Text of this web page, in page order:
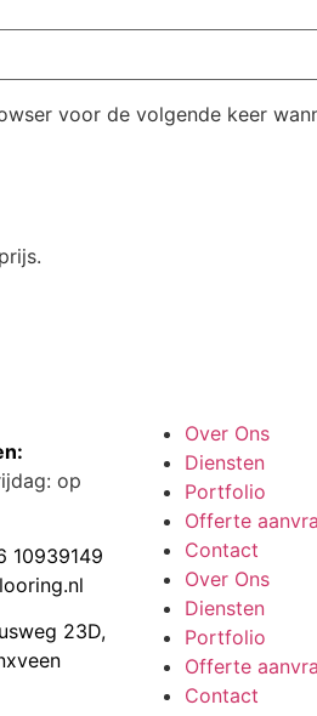
voor de volgende keer
op
10939149
23D,
Over Ons
Diensten
Portfolio
Offerte
Contact
Over Ons
Diensten
Portfolio
Offerte
Contact